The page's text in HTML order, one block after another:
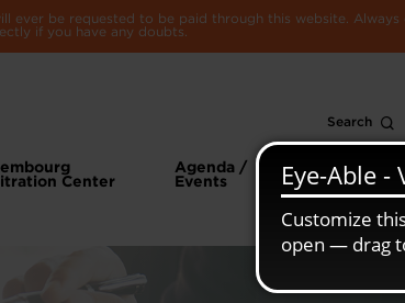
be requested to be paid through this website. Always
if you have any doubts.
Search
Center
Agenda /
Events
information